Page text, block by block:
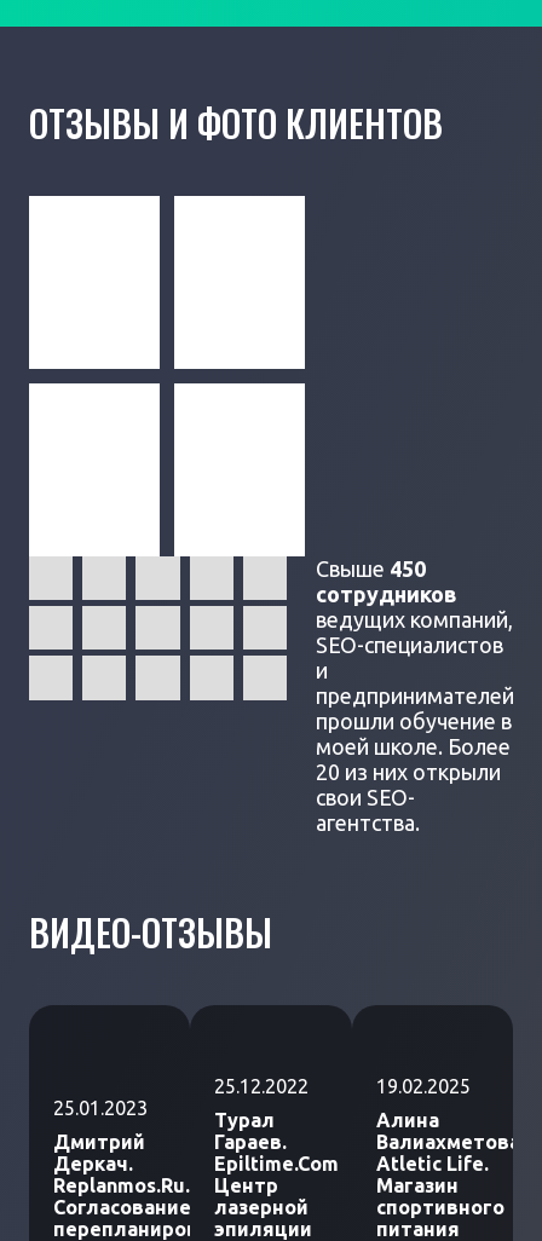
ОТЗЫВЫ И ФОТО КЛИЕНТОВ
Свыше 450
сотрудников
ведущих компаний,
SEO-специалистов
и
предпринимателей
прошли обучение в
моей школе. Более
20 из них открыли
свои SEO-
агентства.
ВИДЕО-ОТЗЫВЫ
25.01.2023
Дмитрий
Деркач.
Replanmos.Ru.
Согласование
перепланировки
25.12.2022
Турал
Гараев.
Epiltime.Com
Центр
лазерной
эпиляции
19.02.2025
Алина
Валиахметова.
Atletic Life.
Магазин
спортивного
питания